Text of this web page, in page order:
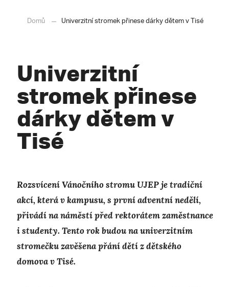
Domů Univerzitní stromek přinese dárky dětem v Tisé
Univerzitní
stromek přinese
dárky dětem v
Tisé
Rozsvícení Vánočního stromu UJEP je tradiční
akcí, která v kampusu, s první adventní nedělí,
přivádí na náměstí před rektorátem zaměstnance
i studenty. Tento rok budou na univerzitním
stromečku zavěšena přání dětí z dětského
domova v Tisé.